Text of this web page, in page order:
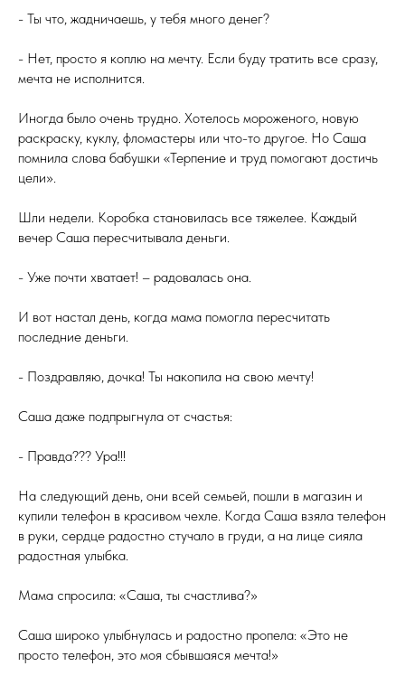
- Ты что, жадничаешь, у тебя много денег?
- Нет, просто я коплю на мечту. Если буду тратить все сразу,
мечта не исполнится.
Иногда было очень трудно. Хотелось мороженого, новую
раскраску, куклу, фломастеры или что-то другое. Но Саша
помнила слова бабушки «Терпение и труд помогают достичь
цели».
Шли недели. Коробка становилась все тяжелее. Каждый
вечер Саша пересчитывала деньги.
- Уже почти хватает! – радовалась она.
И вот настал день, когда мама помогла пересчитать
последние деньги.
- Поздравляю, дочка! Ты накопила на свою мечту!
Саша даже подпрыгнула от счастья:
- Правда??? Ура!!!
На следующий день, они всей семьей, пошли в магазин и
купили телефон в красивом чехле. Когда Саша взяла телефон
в руки, сердце радостно стучало в груди, а на лице сияла
радостная улыбка.
Мама спросила: «Саша, ты счастлива?»
Саша широко улыбнулась и радостно пропела: «Это не
просто телефон, это моя сбывшаяся мечта!»